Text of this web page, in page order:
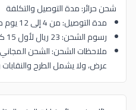
شحن حرائر: مدة التوصيل والتكلفة
مدة التوصيل: من 4 إلى 12 يوم داخل السعودية.
رسوم الشحن: 23 ريال لأول 15 كيلو، و23 ريال لكل كيلو إضافي.
ملاحظات الشحن: الشحن
عرض، ولا يشمل الطرح